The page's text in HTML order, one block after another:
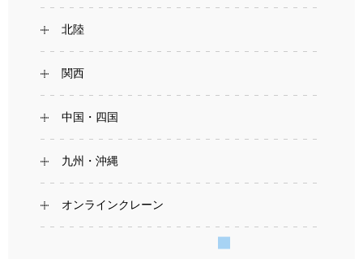
北陸
関西
中国・四国
九州・沖縄
オンラインクレーン